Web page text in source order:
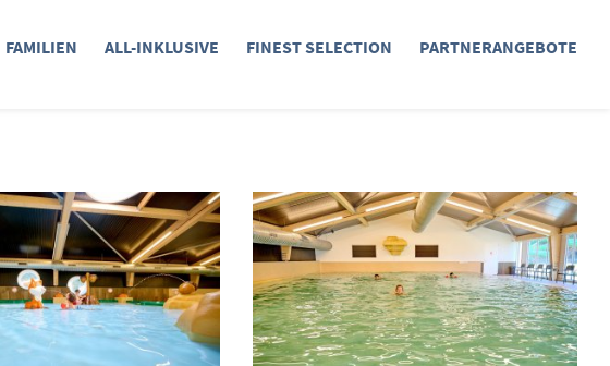
FAMILIEN ALL-INKLUSIVE FINEST SELECTION PARTNERANGEBOTE